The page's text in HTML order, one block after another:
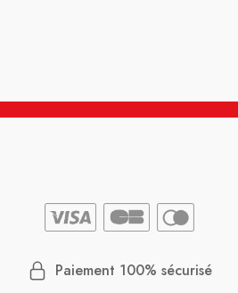
Paiement 100% sécurisé